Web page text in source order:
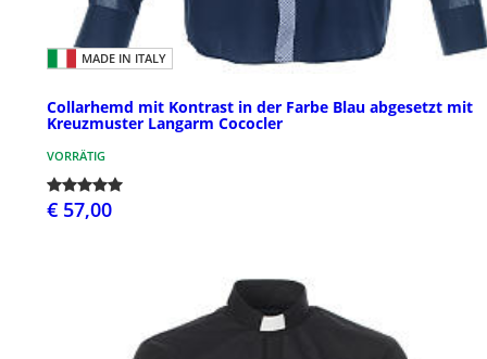
MADE IN ITALY
Collarhemd mit Kontrast in der Farbe Blau abgesetzt mit
Kreuzmuster Langarm Cococler
VORRÄTIG
€ 57,00